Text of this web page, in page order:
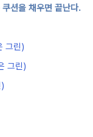
션을 채우면 끝난다.
그린)
그린)
)